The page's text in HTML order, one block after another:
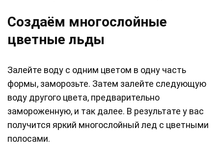
Создаём многослойные
цветные льды
Залейте воду с одним цветом в одну часть
формы, заморозьте. Затем залейте следующую
воду другого цвета, предварительно
замороженную, и так далее. В результате у вас
получится яркий многослойный лед с цветными
полосами.